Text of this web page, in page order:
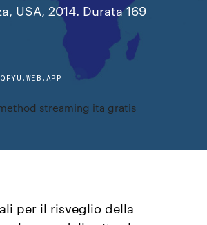
USA, 2014. Durata 169
streaming ita gratis
per il risveglio della